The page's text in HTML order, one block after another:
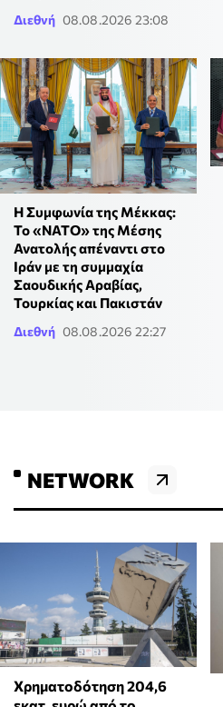
Διεθνή 08.08.2026 23:08
Η Συμφωνία της Μέκκας:
Το «ΝΑΤΟ» της Μέσης
Ανατολής απέναντι στο
Ιράν με τη συμμαχία
Σαουδικής Αραβίας,
Τουρκίας και Πακιστάν
Διεθνή 08.08.2026 22:27
NETWORK
Χρηματοδότηση 204,6